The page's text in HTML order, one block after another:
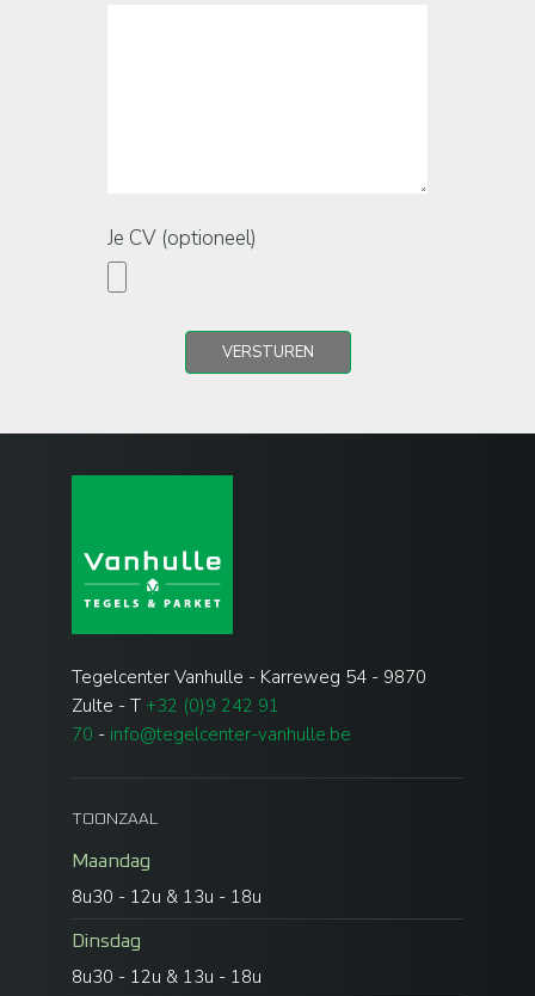
Je CV (optioneel)
VERSTUREN
Tegelcenter Vanhulle - Karreweg 54 - 9870
Zulte - T +32 (0)9 242 91
70 - info@tegelcenter-vanhulle.be
TOONZAAL
Maandag
8u30 - 12u & 13u - 18u
Dinsdag
8u30 - 12u & 13u - 18u